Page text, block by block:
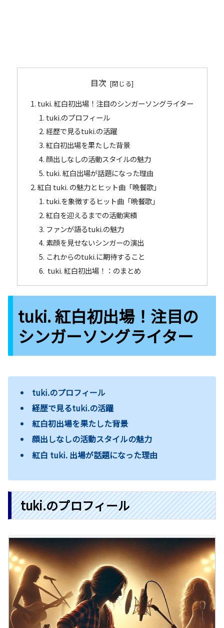
目次
tuki. 紅白初出場！注目のシンガーソングライター
tuki.のプロフィール
経歴で見るtuki.の活躍
紅白初出場を果たした背景
顔出しなしの活動スタイルの魅力
tuki. 紅白出場が話題になった理由
紅白 tuki. の魅力とヒット曲「晩餐歌」
tuki.を象徴するヒット曲「晩餐歌」
紅白を迎えるまでの活動実績
ファンが語るtuki.の魅力
素顔を見せないシンガーの演出
これからのtuki.に期待すること
tuki. 紅白初出場！：のまとめ
tuki. 紅白初出場！注目の
シンガーソングライター
tuki.のプロフィール
経歴で見るtuki.の活躍
紅白初出場を果たした背景
顔出しなしの活動スタイルの魅力
紅白 tuki. 出場が話題になった理由
tuki.のプロフィール